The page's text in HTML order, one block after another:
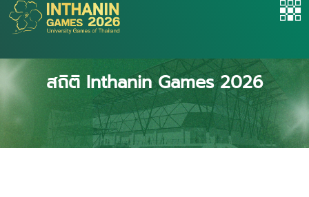
สถิติ Inthanin Games 2026